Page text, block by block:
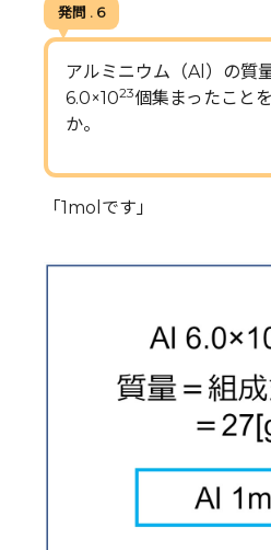
発問 . 6
アルミニウム（Al）の質
6.0×1023個集まったこと
か。
「1molです」